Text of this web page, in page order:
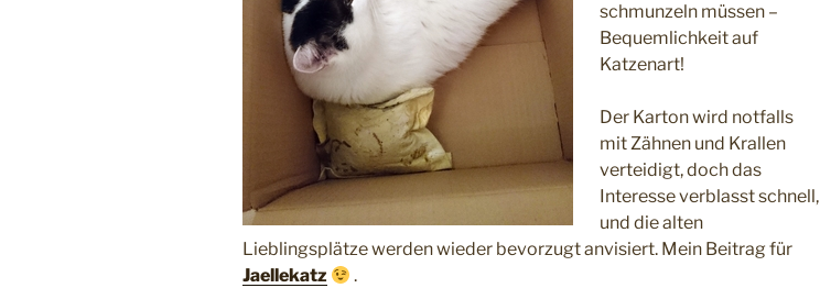
schmunzeln müssen –
Bequemlichkeit auf
Katzenart!
Der Karton wird notfalls
mit Zähnen und Krallen
verteidigt, doch das
Interesse verblasst schnell,
und die alten
Lieblingsplätze werden wieder bevorzugt anvisiert. Mein Beitrag für
Jaellekatz
.